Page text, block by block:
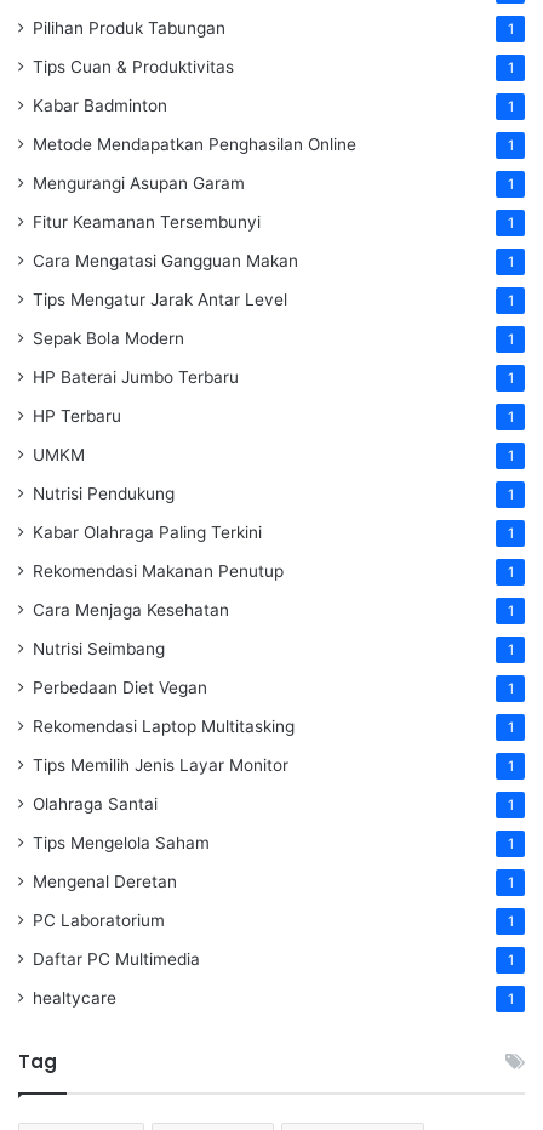
Pilihan Produk Tabungan 1
Tips Cuan & Produktivitas 1
Kabar Badminton 1
Metode Mendapatkan Penghasilan Online 1
Mengurangi Asupan Garam 1
Fitur Keamanan Tersembunyi 1
Cara Mengatasi Gangguan Makan 1
Tips Mengatur Jarak Antar Level 1
Sepak Bola Modern 1
HP Baterai Jumbo Terbaru 1
HP Terbaru 1
UMKM 1
Nutrisi Pendukung 1
Kabar Olahraga Paling Terkini 1
Rekomendasi Makanan Penutup 1
Cara Menjaga Kesehatan 1
Nutrisi Seimbang 1
Perbedaan Diet Vegan 1
Rekomendasi Laptop Multitasking 1
Tips Memilih Jenis Layar Monitor 1
Olahraga Santai 1
Tips Mengelola Saham 1
Mengenal Deretan 1
PC Laboratorium 1
Daftar PC Multimedia 1
healtycare 1
Tag